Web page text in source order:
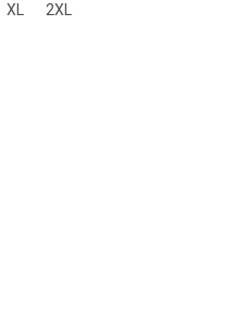
XL 2XL